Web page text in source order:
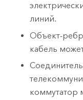
линий.
Объект-
кабель
коммутатор